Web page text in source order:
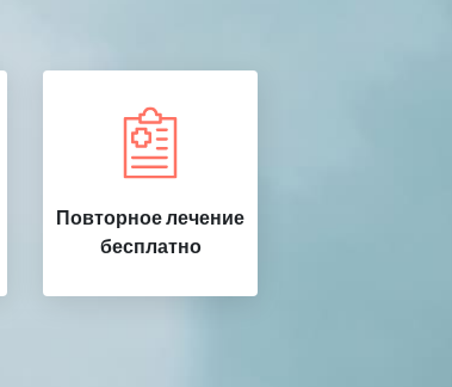
Повторное лечение
бесплатно